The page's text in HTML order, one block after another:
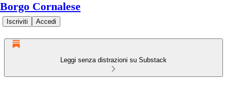
Borgo Cornalese
Iscriviti Accedi
Leggi senza distrazioni su Substack